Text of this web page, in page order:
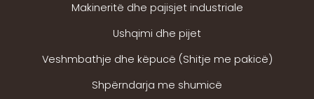
Makineritë dhe pajisjet industriale
Ushqimi dhe pijet
Veshmbathje dhe këpucë (Shitje me pakicë)
Shpërndarja me shumicë